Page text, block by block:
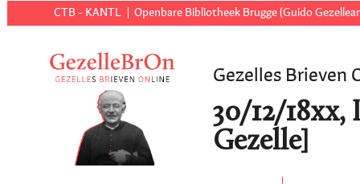
CTB - KANTL Openbare Bibliotheek Brugge (Guido
Gezelles Brieven
30/12/18xx,
Gezelle]